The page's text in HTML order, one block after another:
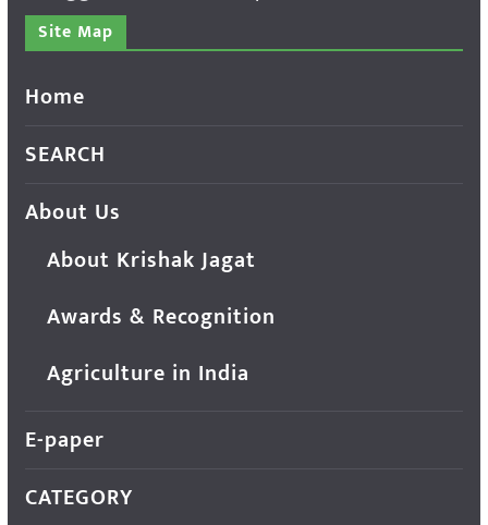
Site Map
Home
SEARCH
About Us
About Krishak Jagat
Awards & Recognition
Agriculture in India
E-paper
CATEGORY